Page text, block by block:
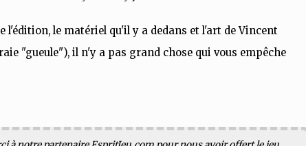
l'édition, le matériel qu'il y a dedans et l'art de Vincent
"gueule"), il n'y a pas grand chose qui vous empêche